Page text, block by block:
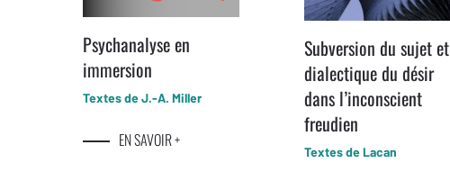
Psychanalyse en
immersion
Textes de J.-A. Miller
EN SAVOIR +
Subversion du sujet et
dialectique du désir
dans l’inconscient
freudien
Textes de Lacan